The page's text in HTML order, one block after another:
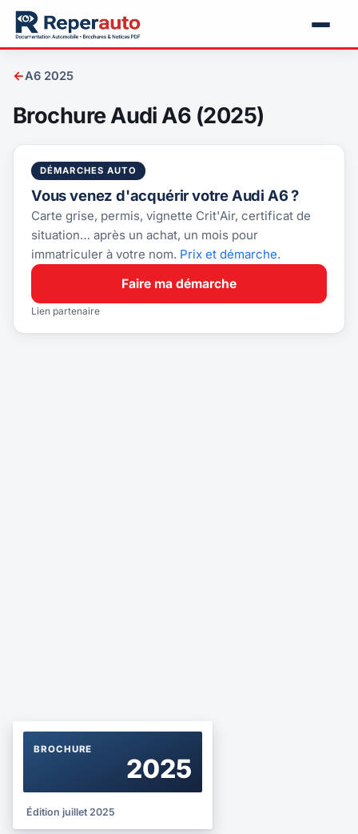
←A6 2025
Brochure Audi A6 (2025)
DÉMARCHES AUTO
Vous venez d'acquérir votre Audi A6 ?
Carte grise, permis, vignette Crit'Air, certificat de
situation… après un achat, un mois pour
immatriculer à votre nom. Prix et démarche.
Faire ma démarche
Lien partenaire
BROCHURE
2025
Édition juillet 2025